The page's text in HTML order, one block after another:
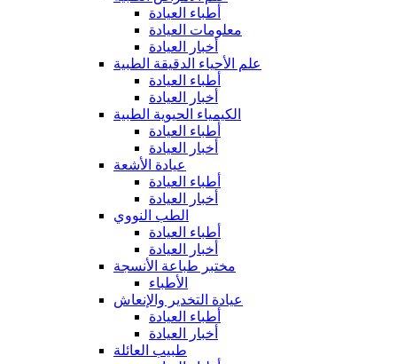
أطباء العيادة
معلومات العيادة
أخبار العيادة
علم الأحياء الدقيقة الطبية
أطباء العيادة
أخبار العيادة
الكيمياء الحيوية الطبية
أطباء العيادة
أخبار العيادة
عيادة الأشعة
أطباء العيادة
أخبار العيادة
الطب النووي
أطباء العيادة
أخبار العيادة
مختبر طباعة الأنسجة
الأطباء
عيادة التخدير والإنعاش
أطباء العيادة
أخبار العيادة
طبيب العائلة